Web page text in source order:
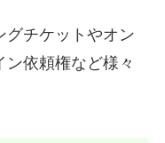
グチケットやオン
依頼権など様々